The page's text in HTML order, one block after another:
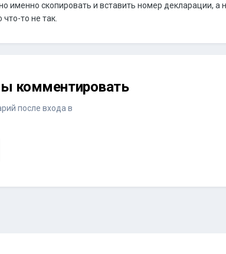
именно скопировать и вставить номер декларации, а
то не так.
комментировать
после входа в